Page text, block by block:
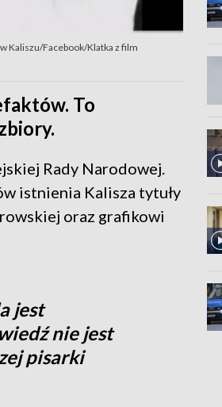
Kaliszu/Facebook/Klatka z film
To
Rady Narodowej.
istnienia Kalisza tytuły
oraz grafikowi
jest
nie jest
pisarki